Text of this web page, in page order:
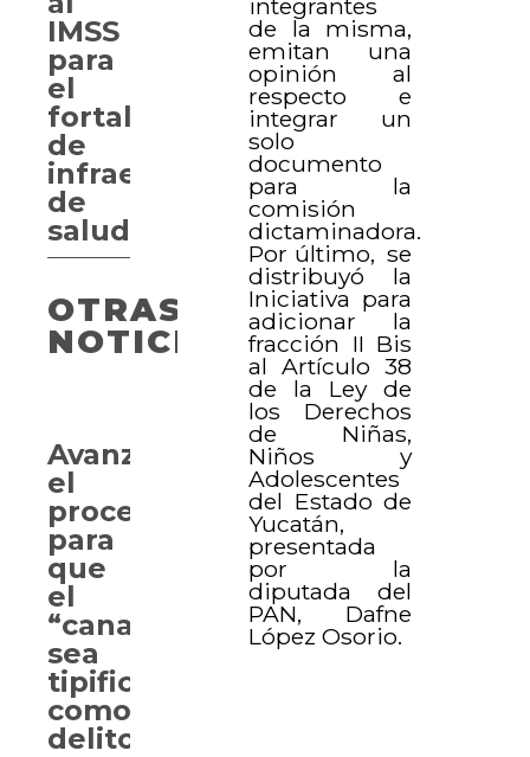
de la misma,
emitan una
opinión al
respecto e
integrar un
solo
documento
para la
comisión
dictaminadora.
Por último, se
distribuyó la
Iniciativa para
adicionar la
fracción II Bis
al Artículo 38
de la Ley de
los Derechos
de Niñas,
Niños y
Adolescentes
del Estado de
Yucatán,
presentada
por la
diputada del
PAN, Dafne
López Osorio.
IMSS
para
el
fortalecimiento
de
infraestructura
de
salud
OTRAS
NOTICIAS
Avanza
el
proceso
para
que
el
“canasteo”
sea
tipificado
como
delito